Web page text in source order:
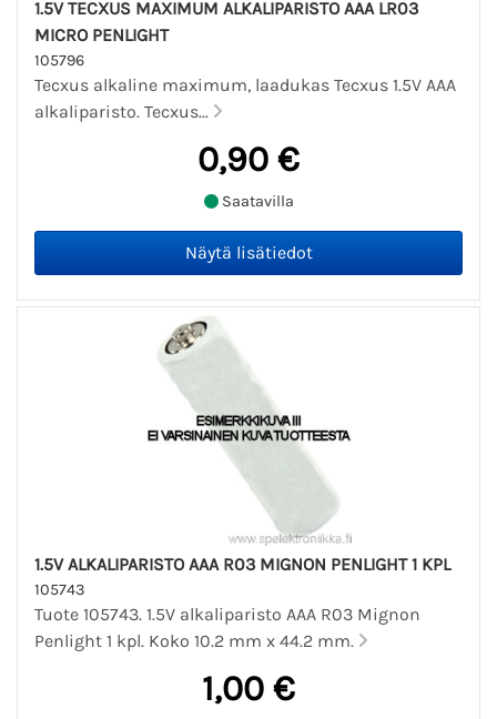
1.5V TECXUS MAXIMUM ALKALIPARISTO AAA LR03
MICRO PENLIGHT
105796
Tecxus alkaline maximum, laadukas Tecxus 1.5V AAA
alkaliparisto. Tecxus...
0,90 €
Saatavilla
1.5V ALKALIPARISTO AAA R03 MIGNON PENLIGHT 1 KPL
105743
Tuote 105743. 1.5V alkaliparisto AAA R03 Mignon
Penlight 1 kpl. Koko 10.2 mm x 44.2 mm.
1,00 €